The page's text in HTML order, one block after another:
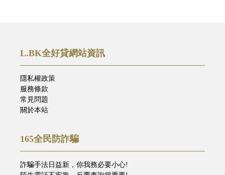
L.BK全好貸網站資訊
隱私權政策
服務條款
常見問題
關於本站
165全民防詐騙
詐騙手法日益新，你我務必要小心!